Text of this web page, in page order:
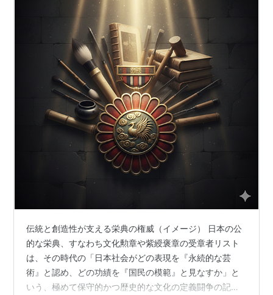
伝統と創造性が支える栄典の権威（イメージ） 日本の公
的な栄典、すなわち文化勲章や紫綬褒章の受章者リスト
は、その時代の「日本社会がどの表現を『永続的な芸
術』と認め、どの功績を『国民の模範』と見なすか」と
いう、極めて保守的かつ歴史的な文化の定義闘争の記録